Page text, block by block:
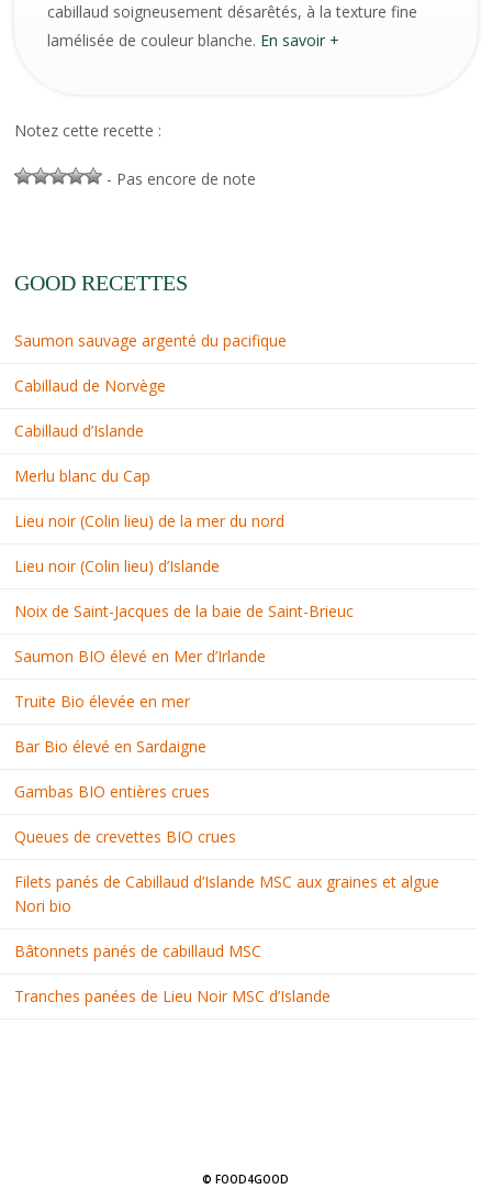
cabillaud soigneusement désarêtés, à la texture fine
lamélisée de couleur blanche. En savoir +
Notez cette recette :
- Pas encore de note
GOOD RECETTES
Saumon sauvage argenté du pacifique
Cabillaud de Norvège
Cabillaud d’Islande
Merlu blanc du Cap
Lieu noir (Colin lieu) de la mer du nord
Lieu noir (Colin lieu) d’Islande
Noix de Saint-Jacques de la baie de Saint-Brieuc
Saumon BIO élevé en Mer d’Irlande
Truite Bio élevée en mer
Bar Bio élevé en Sardaigne
Gambas BIO entières crues
Queues de crevettes BIO crues
Filets panés de Cabillaud d’Islande MSC aux graines et algue
Nori bio
Bâtonnets panés de cabillaud MSC
Tranches panées de Lieu Noir MSC d’Islande
© FOOD4GOOD